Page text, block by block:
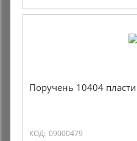
Поручень 10404
КОД: 09000479